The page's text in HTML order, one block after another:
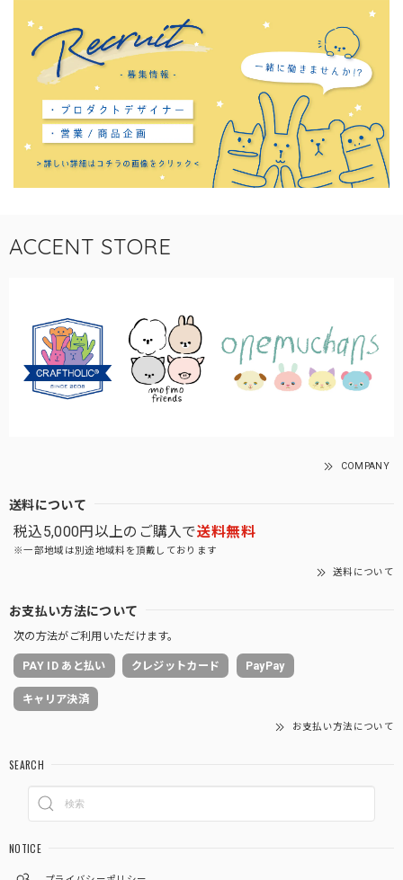
ACCENT STORE
COMPANY
送料について
税込5,000円以上のご購入で送料無料
※一部地域は別途地域料を頂戴しております
送料について
お支払い方法について
次の方法がご利用いただけます。
PAY ID あと払い クレジットカード PayPay
キャリア決済
お支払い方法について
SEARCH
NOTICE